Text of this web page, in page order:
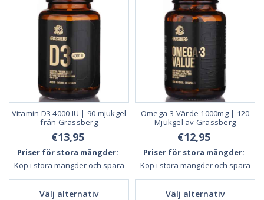
Vitamin D3 4000 IU | 90 mjukgel
från Grassberg
€13,95
Priser för stora mängder:
Köp i stora mängder och spara
Välj alternativ
Omega-3 Värde 1000mg | 120
Mjukgel av Grassberg
€12,95
Priser för stora mängder:
Köp i stora mängder och spara
Välj alternativ